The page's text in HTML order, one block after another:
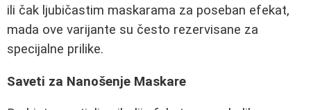
ili čak ljubičastim maskarama za poseban efekat,
mada ove varijante su često rezervisane za
specijalne prilike.
Saveti za Nanošenje Maskare